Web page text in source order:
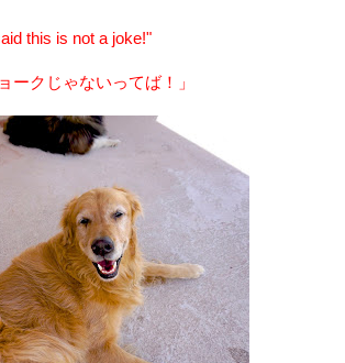
this is not a joke!"
ークじゃないってば！」